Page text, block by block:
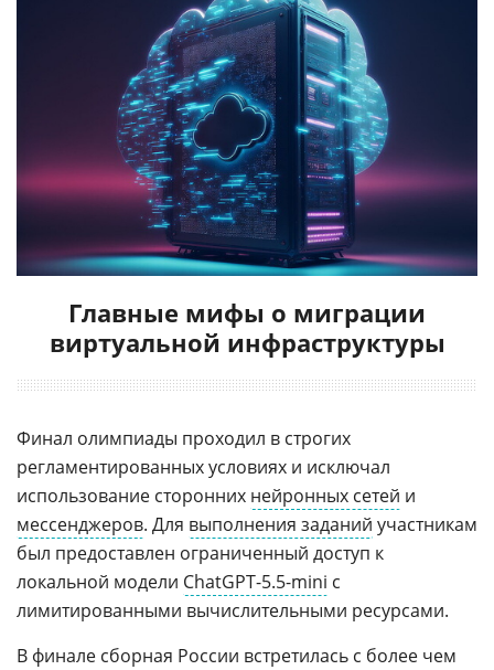
Главные мифы о миграции
виртуальной инфраструктуры
Финал олимпиады проходил в строгих
регламентированных условиях и исключал
использование сторонних нейронных сетей и
мессенджеров. Для выполнения заданий участникам
был предоставлен ограниченный доступ к
локальной модели ChatGPT-5.5-mini с
лимитированными вычислительными ресурсами.
В финале сборная России встретилась с более чем